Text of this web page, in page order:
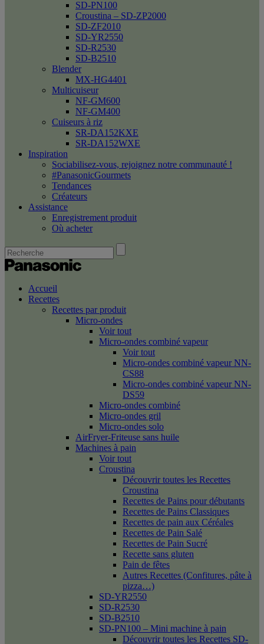
SD-PN100
Croustina – SD-ZP2000
SD-ZF2010
SD-YR2550
SD-R2530
SD-B2510
Blender
MX-HG4401
Multicuiseur
NF-GM600
NF-GM400
Cuiseurs à riz
SR-DA152KXE
SR-DA152WXE
Inspiration
Sociabilisez-vous, rejoignez notre communauté !
#PanasonicGourmets
Tendances
Créateurs
Assistance
Enregistrement produit
Où acheter
Accueil
Recettes
Recettes par produit
Micro-ondes
Voir tout
Micro-ondes combiné vapeur
Voir tout
Micro-ondes combiné vapeur NN-
CS88
Micro-ondes combiné vapeur NN-
DS59
Micro-ondes combiné
Micro-ondes gril
Micro-ondes solo
AirFryer-Friteuse sans huile
Machines à pain
Voir tout
Croustina
Découvrir toutes les Recettes
Croustina
Recettes de Pains pour débutants
Recettes de Pains Classiques
Recettes de pain aux Céréales
Recettes de Pain Salé
Recettes de Pain Sucré
Recette sans gluten
Pain de fêtes
Autres Recettes (Confitures, pâte à
pizza…)
SD-YR2550
SD-R2530
SD-B2510
SD-PN100 – Mini machine à pain
Découvrir toutes les Recettes SD-